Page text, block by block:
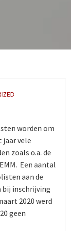
worden om
jaar vele
zoals o.a. de
Een aantal
aan de
bij inschrijving
2020 werd
geen